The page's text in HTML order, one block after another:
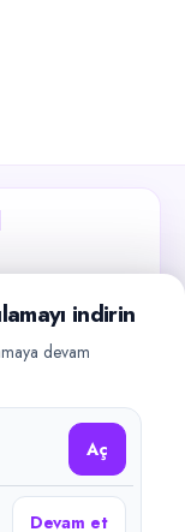
hızlıca
Play
indirin
devam
Aç
Devam et